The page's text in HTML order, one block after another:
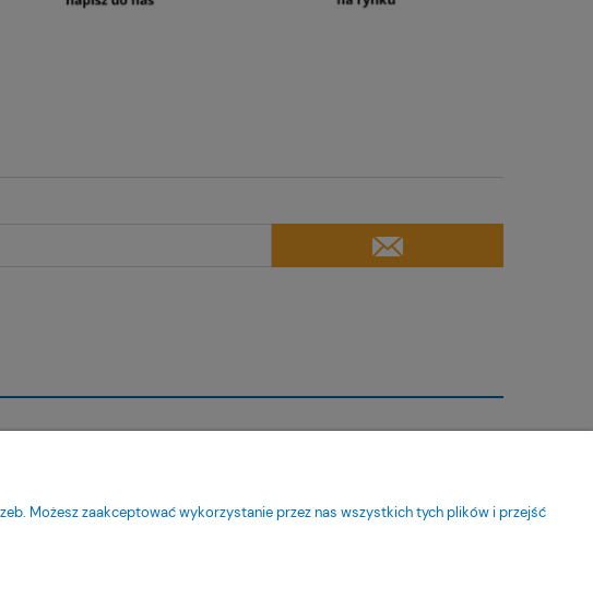
Ustawienia konta
Możesz zaakceptować wykorzystanie przez nas wszystkich tych plików i przejść